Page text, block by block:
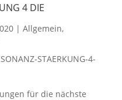
4 DIE
| Allgemein,
STAERKUNG-4-
für die nächste